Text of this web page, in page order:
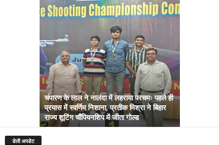
चंपारण के लाल ने नालंदा में लहराया परचमः पहले ही
प्रयास में स्वर्णिम निशाना, प्रतीक मिश्रा ने बिहार
राज्य शूटिंग चौंपियनशिप में जीता गोल्ड
डेली अपडेट